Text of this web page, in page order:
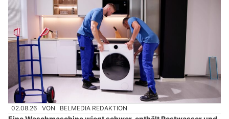
02.08.26 VON BELMEDIA REDAKTION